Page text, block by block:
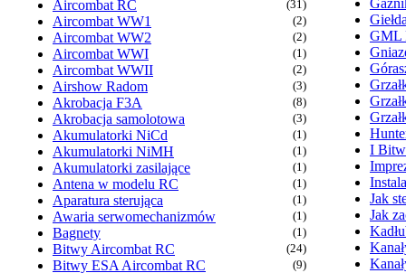
Aircombat RC (31)
Aircombat WW1 (2)
Aircombat WW2 (2)
Aircombat WWI (1)
Aircombat WWII (2)
Airshow Radom (3)
Akrobacja F3A (8)
Akrobacja samolotowa (3)
Akumulatorki NiCd (1)
Akumulatorki NiMH (1)
Akumulatorki zasilające (1)
Antena w modelu RC (1)
Aparatura sterująca (1)
Awaria serwomechanizmów (1)
Bagnety (1)
Bitwy Aircombat RC (24)
Bitwy ESA Aircombat RC (9)
GML
I
Jak
Jak